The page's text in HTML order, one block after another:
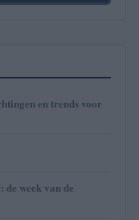
en trends voor
week van de